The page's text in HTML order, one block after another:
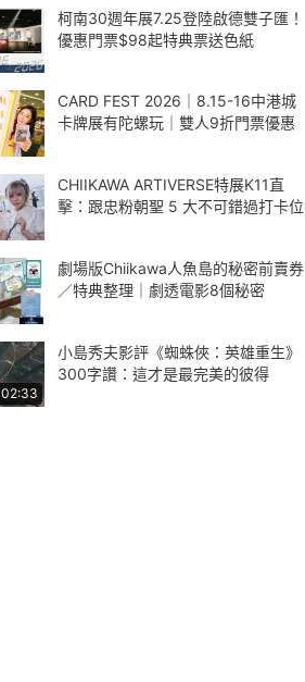
柯南30週年展7.25登陸啟德雙子匯！
優惠門票$98起特典票送色紙
CARD FEST 2026｜8.15-16中港城
卡牌展有陀螺玩｜雙人9折門票優惠
CHIIKAWA ARTIVERSE特展K11直
擊：跟忠粉朝聖 5 大不可錯過打卡位
劇場版Chiikawa人魚島的秘密前賣券
／特典整理｜劇透電影8個秘密
02:33
小島秀夫影評《蜘蛛俠：英雄重生》
300字讚：這才是最完美的彼得